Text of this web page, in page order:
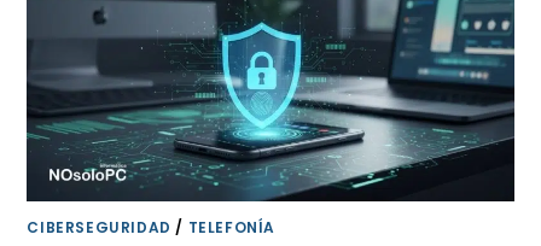
CIBERSEGURIDAD / TELEFONÍA